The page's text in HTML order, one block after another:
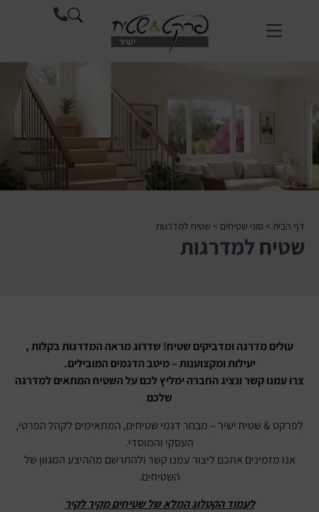
דף הבית > סוגי שטיחים > שטיח למדרגות
שטיח למדרגות
עולים מדרגה ומדביקים שטיח! שדרוג מראה המדרגות בקלות ,
יעילות ומקצוענות – מיטב הדגמים המובילים.
צרו עמנו קשר ונציג החברה ימליץ לכם על השטיח המתאים למדרגה
שלכם
לפרקט & שטיח ישיר – מבחר דגמי שטיחים, המתאימים לקהל הפרטי,
העסקי והמוסדי.
אנו מזמינים אתכם ליצור עמנו קשר ולהתרשם מההיצע המגוון של
השטיחים.
לעמוד הקטלוג המלא של שטיחים מקיר לקיר